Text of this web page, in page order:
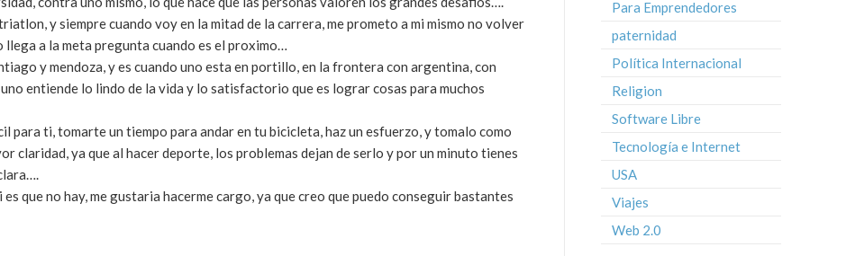
y siempre cuando voy en la mitad de la carrera, me prometo a mi mismo no volver
llega a la meta pregunta cuando es el proximo…
y mendoza, y es cuando uno esta en portillo, en la frontera con argentina, con
entiende lo lindo de la vida y lo satisfactorio que es lograr cosas para muchos
para ti, tomarte un tiempo para andar en tu bicicleta, haz un esfuerzo, y tomalo como
claridad, ya que al hacer deporte, los problemas dejan de serlo y por un minuto tienes
es que no hay, me gustaria hacerme cargo, ya que creo que puedo conseguir bastantes
Para Emprendedores
paternidad
Política Internacional
Religion
Software Libre
Tecnología e Internet
USA
Viajes
Web 2.0